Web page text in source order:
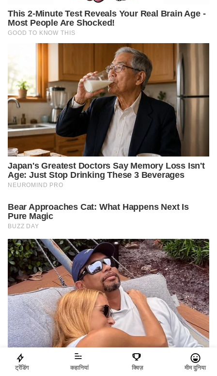
ट्रेंडिंग कहानियां क्विज़ मीम दुनिया